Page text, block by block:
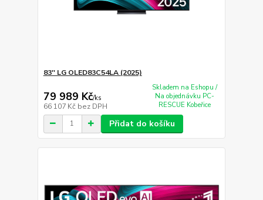
83'' LG OLED83C54LA (2025)
79 989 Kč/ks
66 107 Kč bez DPH
Skladem na Eshopu /
Na objednávku PC-
RESCUE Kobeřice
Přidat do košíku